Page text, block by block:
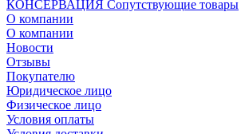
КОНСЕРВАЦИЯ Сопутствующие товары
О компании
О компании
Новости
Отзывы
Покупателю
Юридическое лицо
Физическое лицо
Условия оплаты